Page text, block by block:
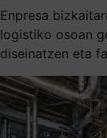
Enpresa
logistiko osoan
diseinatzen eta